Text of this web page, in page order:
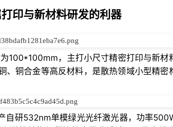
印与新材料研发的利器
100*100mm，主打小尺寸精密打印与新材
铜合金等高反材料，是散热领域小型精密
自研532nm单模绿光光纤激光器，功率